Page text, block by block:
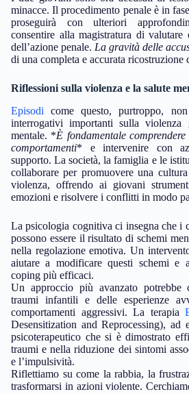
minacce. Il procedimento penale è in
proseguirà con ulteriori
consentire alla magistratura di valutare
dell’azione penale. La gravità delle
di una completa e accurata ricostruzione
Riflessioni sulla violenza e la salute
Episodi come questo, purtroppo,
interrogativi importanti sulla violenza
mentale. *È fondamentale
comportamenti* e intervenire con
supporto. La società, la famiglia e le
collaborare per promuovere una
violenza, offrendo ai giovani
emozioni e risolvere i conflitti in modo
La psicologia cognitiva ci insegna che i
possono essere il risultato di schemi
nella regolazione emotiva. Un
aiutare a modificare questi schemi e
coping più efficaci.
Un approccio più avanzato potrebbe
traumi infantili e delle esperienze
comportamenti aggressivi. La terapia
Desensitization and Reprocessing), ad
psicoterapeutico che si è dimostrato
traumi e nella riduzione dei sintomi
e l’impulsività.
Riflettiamo su come la rabbia, la
trasformarsi in azioni violente.